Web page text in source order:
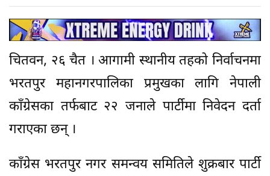
चितवन, २६ चैत । आगामी स्थानीय तहको निर्वाचनमा
भरतपुर महानगरपालिका प्रमुखका लागि नेपाली
काँग्रेसका तर्फबाट २२ जनाले पार्टीमा निवेदन दर्ता
गराएका छन् ।
काँग्रेस भरतपुर नगर समन्वय समितिले शुक्रबार पार्टी